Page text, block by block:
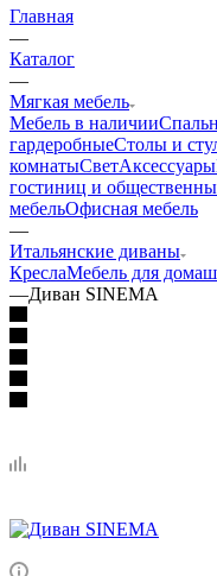
Главная
—
Каталог
—
Мягкая мебель
Мебель в наличии
гардеробныеСтолы и
комнатыСветАксессуары
гостиниц и
мебельОфисная мебель
—
Итальянские диваны
КреслаМебель для
—Диван SINEMA